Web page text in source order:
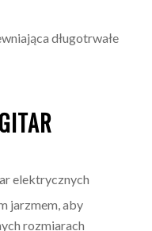
długotrwałe
elektrycznych
jarzmem, aby
rozmiarach